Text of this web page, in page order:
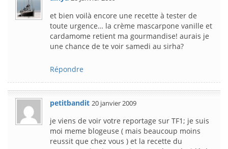
et bien voilà encore une recette à tester de
toute urgence… la crème mascarpone vanille et
cardamome retient ma gourmandise! aurais je
une chance de te voir samedi au sirha?
Répondre
petitbandit 20 janvier 2009
je viens de voir votre reportage sur TF1; je suis
moi meme blogeuse ( mais beaucoup moins
reussit que chez vous ) et la recette du